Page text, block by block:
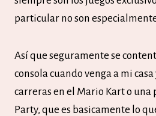
particular no son
Así que seguramente se
consola cuando venga a mi
carreras en el Mario Kart o
Party, que es basicamente lo